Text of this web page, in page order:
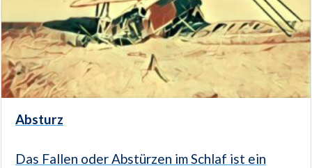
Absturz
Das Fallen oder Abstürzen im Schlaf ist ein